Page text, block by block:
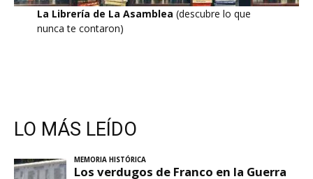
La Librería de La Asamblea (descubre lo que
nunca te contaron)
LO MÁS LEÍDO